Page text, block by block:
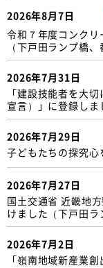
2026年8月7日
令和７年度コンク
（下戸田ランプ橋、
2026年7月31日
「建設技能者を大
宣言）」に登録しま
2026年7月29日
子どもたちの探究
2026年7月27日
国土交通省 近畿地
けました（下戸田ラ
2026年7月2日
「嶺南地域新産業